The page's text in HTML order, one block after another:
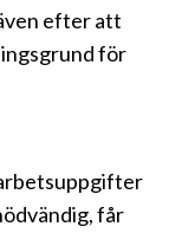
efter att
för
får